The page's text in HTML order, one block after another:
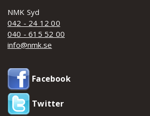
NMK Syd
042 - 24 12 00
040 - 615 52 00
info@nmk.se
Facebook
Twitter